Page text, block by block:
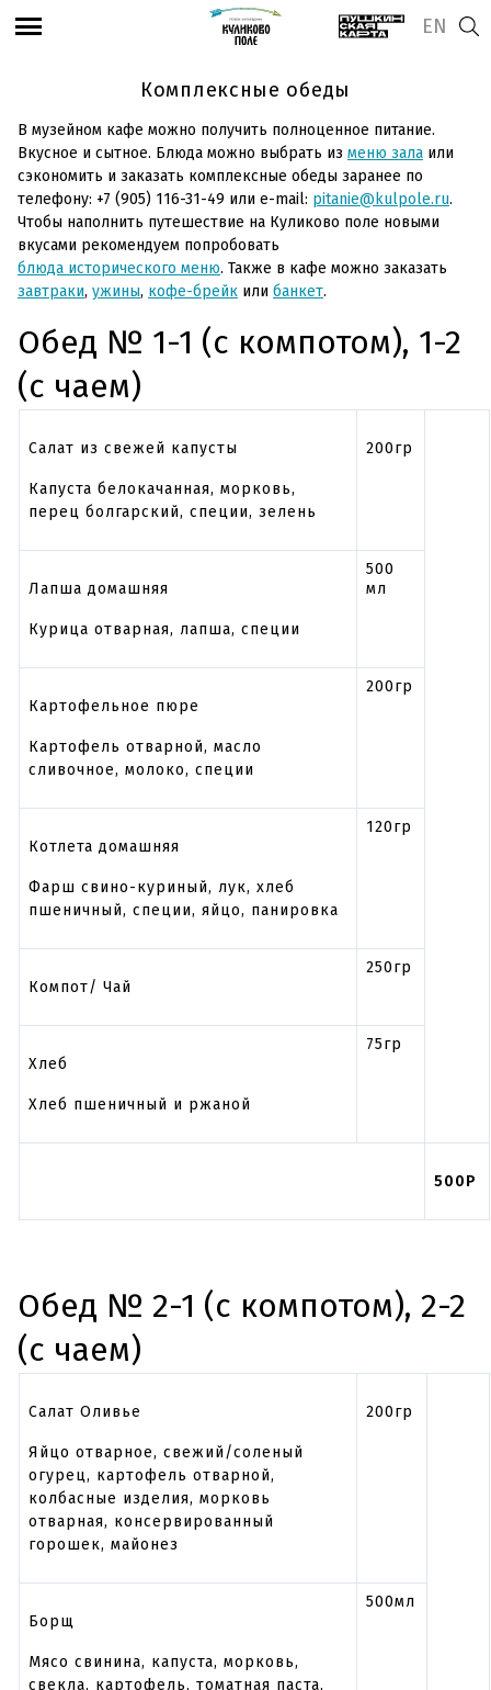
EN
Комплексные обеды
В музейном кафе можно получить полноценное питание.
Вкусное и сытное. Блюда можно выбрать из меню зала или
сэкономить и заказать комплексные обеды заранее по
телефону: +7 (905) 116-31-49 или e-mail: pitanie@kulpole.ru.
Чтобы наполнить путешествие на Куликово поле новыми
вкусами рекомендуем попробовать
блюда исторического меню. Также в кафе можно заказать
завтраки, ужины, кофе-брейк или банкет.
Обед № 1-1 (с компотом), 1-2
(с чаем)
Салат из свежей капусты
Капуста белокачанная, морковь,
перец болгарский, специи, зелень
200гр
Лапша домашняя
Курица отварная, лапша, специи
500
мл
Картофельное пюре
Картофель отварной, масло
сливочное, молоко, специи
200гр
Котлета домашняя
Фарш свино-куриный, лук, хлеб
пшеничный, специи, яйцо, панировка
120гр
Компот/ Чай
250гр
Хлеб
Хлеб пшеничный и ржаной
75гр
500Р
Обед № 2-1 (с компотом), 2-2
(с чаем)
Салат Оливье
Яйцо отварное, свежий/соленый
огурец, картофель отварной,
колбасные изделия, морковь
отварная, консервированный
горошек, майонез
200гр
Борщ
Мясо свинина, капуста, морковь,
свекла, картофель, томатная паста,
500мл